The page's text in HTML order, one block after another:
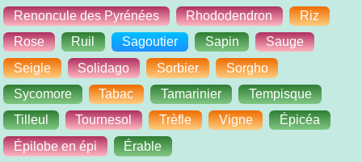
Renoncule des Pyrénées
Rhododendron
Riz
Rose
Ruil Sagoutier Sapin
Sauge
Seigle
Solidago Sorbier
Sorgho
Sycomore
Tabac Tamarinier
Tempisque
Tilleul
Tournesol Trèfle Vigne
Épicéa
Épilobe en épi
Érable